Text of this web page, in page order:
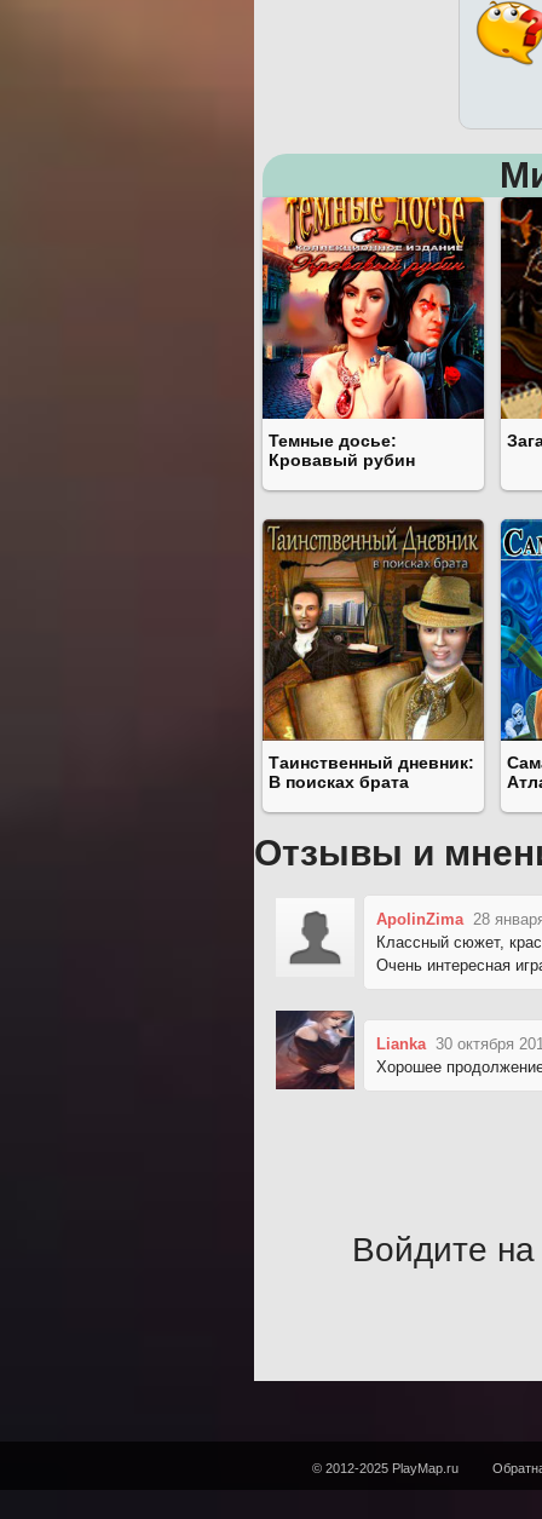
Темные досье:
Кровавый рубин
Таинственный дневник:
В поисках брата
Отзывы и
ApolinZima 28
Классный сюжет,
Очень интересная
Lianka 30 октября
Хорошее
Войдите на
© 2012-2025 PlayMap.ru